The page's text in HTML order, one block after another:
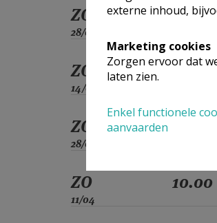
ZO
28/02
10.00
ZO
14/03
10.00
ZO
28/03
ZO
11/04
10.00
externe inhoud,
Marketing cookies
Zorgen ervoor dat
laten zien.
Enkel functionele
aanvaarden